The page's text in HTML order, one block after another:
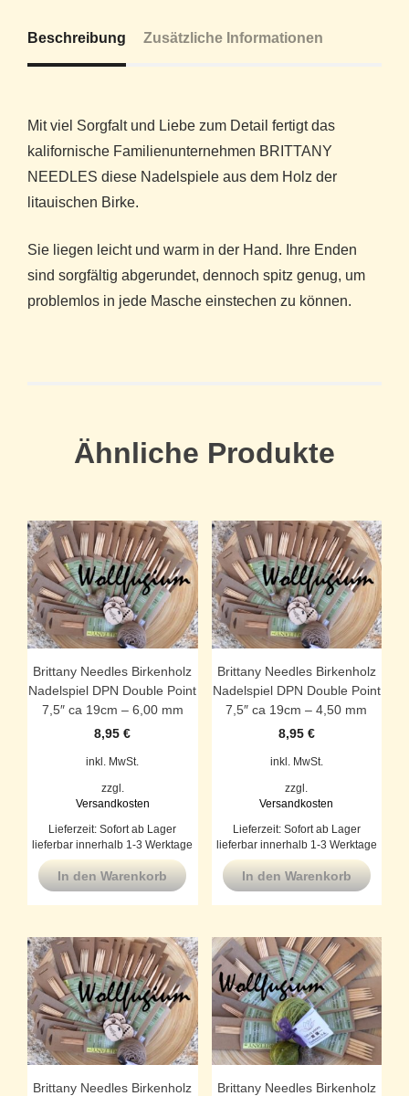
Beschreibung Zusätzliche Informationen
Mit viel Sorgfalt und Liebe zum Detail fertigt das
kalifornische Familienunternehmen BRITTANY
NEEDLES diese Nadelspiele aus dem Holz der
litauischen Birke.
Sie liegen leicht und warm in der Hand. Ihre Enden
sind sorgfältig abgerundet, dennoch spitz genug, um
problemlos in jede Masche einstechen zu können.
Ähnliche Produkte
Brittany Needles Birkenholz
Nadelspiel DPN Double Point
7,5″ ca 19cm – 6,00 mm
8,95€
inkl. MwSt.
zzgl.
Versandkosten
Lieferzeit:Sofort ab Lager
lieferbar innerhalb 1-3 Werktage
In den Warenkorb
Brittany Needles Birkenholz
Nadelspiel DPN Double Point
7,5″ ca 19cm – 4,50 mm
8,95 €
inkl. MwSt.
zzgl.
Versandkosten
Lieferzeit: Sofort ab Lager
lieferbar innerhalb 1-3 Werktage
In den Warenkorb
Brittany Needles Birkenholz
Brittany Needles Birkenholz